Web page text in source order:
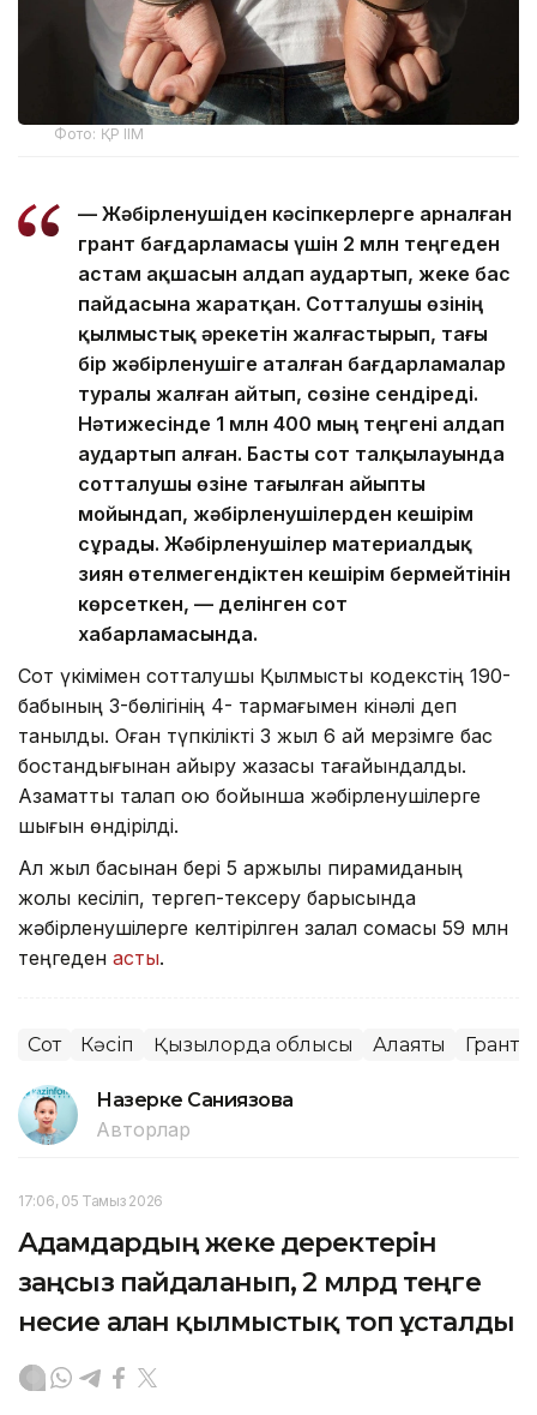
Фото: ҚР ІІМ
— Жәбірленушіден кәсіпкерлерге арналған
грант бағдарламасы үшін 2 млн теңгеден
астам ақшасын алдап аудартып, жеке бас
пайдасына жаратқан. Сотталушы өзінің
қылмыстық әрекетін жалғастырып, тағы
бір жәбірленушіге аталған бағдарламалар
туралы жалған айтып, сөзіне сендіреді.
Нәтижесінде 1 млн 400 мың теңгені алдап
аудартып алған. Басты сот талқылауында
сотталушы өзіне тағылған айыпты
мойындап, жәбірленушілерден кешірім
сұрады. Жәбірленушілер материалдық
зиян өтелмегендіктен кешірім бермейтінін
көрсеткен, — делінген сот
хабарламасында.
Сот үкімімен сотталушы Қылмыстық кодекстің 190-
бабының 3-бөлігінің 4- тармағымен кінәлі деп
танылды. Оған түпкілікті 3 жыл 6 ай мерзімге бас
бостандығынан айыру жазасы тағайындалды.
Азаматтық талап қою бойынша жәбірленушілерге
шығын өндірілді.
Ал жыл басынан бері 5 қаржылық пирамиданың
жолы кесіліп, тергеп-тексеру барысында
жәбірленушілерге келтірілген залал сомасы 59 млн
теңгеден асты.
Сот Кәсіп Қызылорда облысы Алаяқтық Грант
Назерке Саниязова
Авторлар
17:06, 05 Тамыз 2026
Адамдардың жеке деректерін
заңсыз пайдаланып, 2 млрд теңге
несие алған қылмыстық топ ұсталды